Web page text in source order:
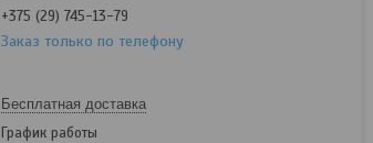
+375 (29) 745-13-79
Заказ только по телефону
Бесплатная доставка
График работы